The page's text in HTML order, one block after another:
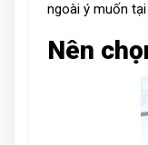
ngoài ý muốn
Nên